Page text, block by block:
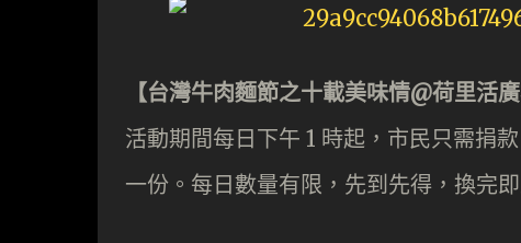
【台灣牛肉麵節之十載美味情@荷里活
活動期間每日下午 1 時起，市民只需捐
一份。每日數量有限，先到先得，換完即